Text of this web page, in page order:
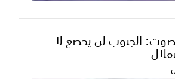
الجنوب لن يخضع لا